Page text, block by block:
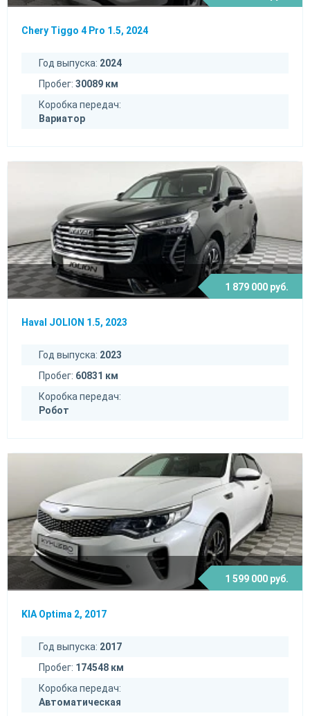
Chery Tiggo 4 Pro 1.5, 2024
Год выпуска: 2024
Пробег: 30089 км
Коробка передач:
Вариатор
1 879 000 руб.
Haval JOLION 1.5, 2023
Год выпуска: 2023
Пробег: 60831 км
Коробка передач:
Робот
1 599 000 руб.
KIA Optima 2, 2017
Год выпуска: 2017
Пробег: 174548 км
Коробка передач:
Автоматическая